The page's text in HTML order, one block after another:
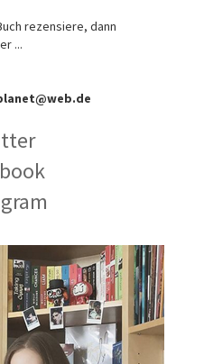
rezensiere, dann
...